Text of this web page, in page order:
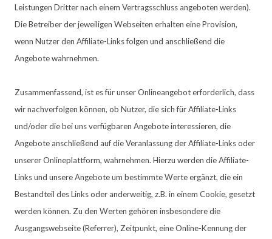
Leistungen Dritter nach einem Vertragsschluss angeboten werden).
Die Betreiber der jeweiligen Webseiten erhalten eine Provision,
wenn Nutzer den Affiliate-Links folgen und anschließend die
Angebote wahrnehmen.
Zusammenfassend, ist es für unser Onlineangebot erforderlich, dass
wir nachverfolgen können, ob Nutzer, die sich für Affiliate-Links
und/oder die bei uns verfügbaren Angebote interessieren, die
Angebote anschließend auf die Veranlassung der Affiliate-Links oder
unserer Onlineplattform, wahrnehmen. Hierzu werden die Affiliate-
Links und unsere Angebote um bestimmte Werte ergänzt, die ein
Bestandteil des Links oder anderweitig, z.B. in einem Cookie, gesetzt
werden können. Zu den Werten gehören insbesondere die
Ausgangswebseite (Referrer), Zeitpunkt, eine Online-Kennung der